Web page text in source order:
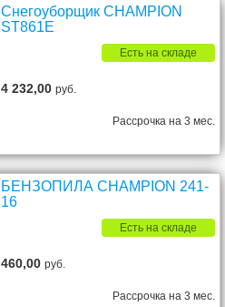
Снегоуборщик CHAMPION
ST861E
Есть на складе
4 232,00руб.
Рассрочка на 3 мес.
БЕНЗОПИЛА CHAMPION 241-
16
Есть на складе
460,00руб.
Рассрочка на 3 мес.